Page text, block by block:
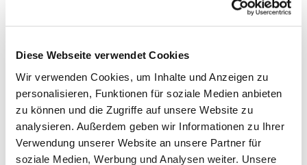
Diese Webseite verwendet Cookies
Wir verwenden Cookies, um Inhalte und Anzeigen zu
personalisieren, Funktionen für soziale Medien anbieten
zu können und die Zugriffe auf unsere Website zu
analysieren. Außerdem geben wir Informationen zu Ihrer
Verwendung unserer Website an unsere Partner für
soziale Medien, Werbung und Analysen weiter. Unsere
Nehmen Sie Kontakt auf
Hier finden wir Lösungen
Nicht jeder Betrieb ist in der Lage, sich auf den
neuesten Stand der Technik zu bringen. Hier ist
es wichtig, die richtigen Kontakte zu haben.